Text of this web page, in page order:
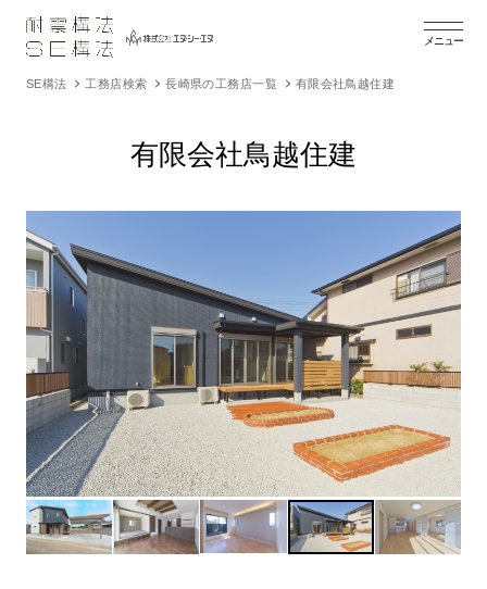
メニュー
SE構法 工務店検索 長崎県の工務店一覧 有限会社鳥越住建
有限会社鳥越住建